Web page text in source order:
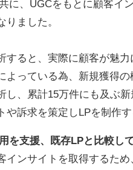
に、UGCをもとに顧客イ
りました。
ると、実際に顧客が魅力
よっている為、新規獲得
し、累計15万件にも及ぶ
や訴求を策定しLPを制作す
を支援、既存LPと比較し
ンサイトを取得するた